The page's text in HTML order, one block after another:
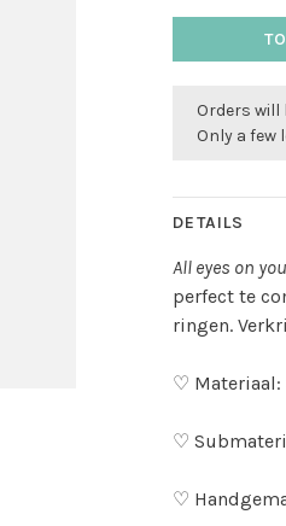
Orders will
Only a few
DETAILS
All eyes on
perfect te
ringen.
♡ Materiaal:
♡
♡